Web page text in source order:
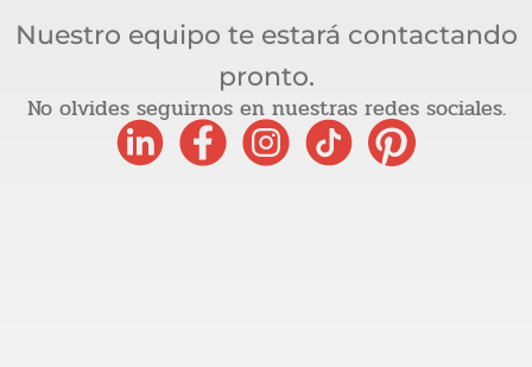
Nuestro equipo te estará contactando
pronto.
No olvides seguirnos en nuestras redes sociales.